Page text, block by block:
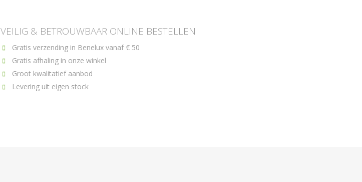
VEILIG & BETROUWBAAR ONLINE BESTELLEN
Gratis verzending in Benelux vanaf € 50
Gratis afhaling in onze winkel
Groot kwalitatief aanbod
Levering uit eigen stock